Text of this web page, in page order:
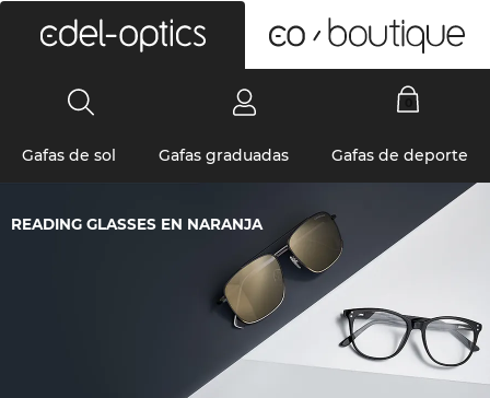
Gafas de sol Gafas graduadas Gafas de deporte
READING GLASSES EN NARANJA